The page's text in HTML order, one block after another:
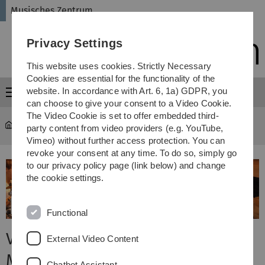
Skip
Skip
Skip
Skip
Musisches Zentrum
Menu
Musisches Zentrum ... Veröffentlichungen
Veröffentlichungen des
Musischen Zentrums
Privacy Settings
This website uses cookies. Strictly Necessary
Cookies are essential for the functionality of the
website. In accordance with Art. 6, 1a) GDPR, you
can choose to give your consent to a Video Cookie.
The Video Cookie is set to offer embedded third-
party content from video providers (e.g. YouTube,
Vimeo) without further access protection. You can
revoke your consent at any time. To do so, simply go
to our privacy policy page (link below) and change
the cookie settings.
Functional
External Video Content